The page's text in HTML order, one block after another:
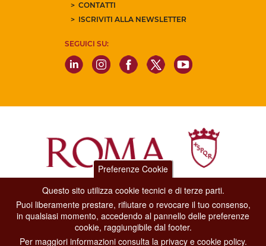
CONTATTI
ISCRIVITI ALLA NEWSLETTER
SEGUICI SU:
Dipartimento Grandi Eventi, Sport, Turismo e Moda.
Via di San Basilio, 51
00187 Roma
Preferenze Cookie
Questo sito utilizza cookie tecnici e di terze parti.
Puoi liberamente prestare, rifiutare o revocare il tuo consenso,
in qualsiasi momento, accedendo al pannello delle preferenze
cookie, raggiungibile dal footer.
Per maggiori informazioni consulta la privacy e cookie policy.